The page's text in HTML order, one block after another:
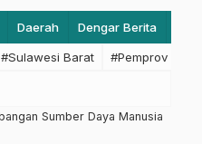
Daerah Dengar Berita
#Sulawesi Barat #Pemprov
Sumber Daya Manusia